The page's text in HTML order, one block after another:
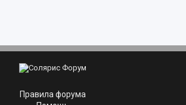
Правила форума